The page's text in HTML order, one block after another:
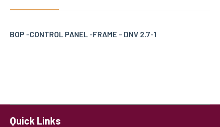
BOP -CONTROL PANEL -FRAME – DNV 2.7-1
Quick Links